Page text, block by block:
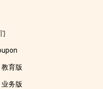
育版
务版